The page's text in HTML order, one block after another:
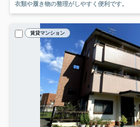
衣類や履き物の整理がしやすく便利です。
賃貸マンション